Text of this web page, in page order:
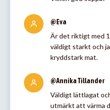
@Eva
Är det riktigt med
väldigt starkt och
kryddstark mat.
@Annika Tillander
Väldigt lättlagat
utmärkt att värma